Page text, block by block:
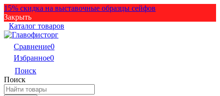
15% скидка на выставочные образцы сейфов
Закрыть
Каталог товаров
Сравнение0
Избранное0
Поиск
Поиск